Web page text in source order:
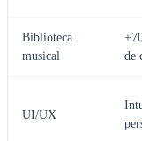
Biblioteca
musical
de
UI/UX